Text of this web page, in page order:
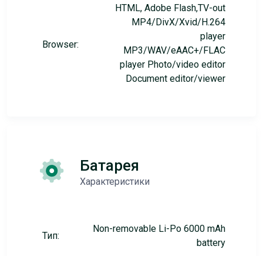
Browser:
HTML, Adobe Flash,TV-out
MP4/DivX/Xvid/H.264
player
MP3/WAV/eAAC+/FLAC
player Photo/video editor
Document editor/viewer
Батарея
Характеристики
Тип:
Non-removable Li-Po 6000 mAh
battery